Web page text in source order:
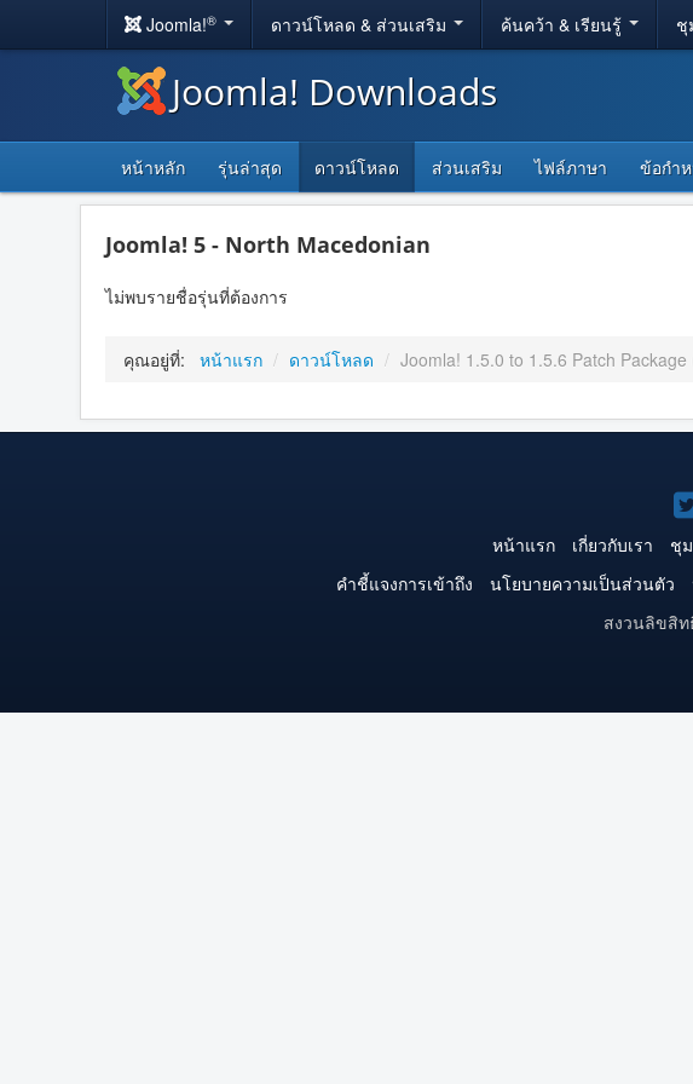
Joomla!® ดาวน์โหลด & ส่วนเสริม ค้นคว้า & เรียนรู้ ชุ
Joomla! Downloads
หน้าหลัก รุ่นล่าสุด ดาวน์โหลด ส่วนเสริม ไฟล์ภาษา ข้อกำ
Joomla! 5 - North Macedonian
ไม่พบรายชื่อรุ่นที่ต้องการ
คุณอยู่ที่: หน้าแรก / ดาวน์โหลด / Joomla! 1.5.0 to 1.5.6 Patch Package
หน้าแรก เกี่ยวกับเรา ชุ
คำชี้แจงการเข้าถึง
นโยบายความเป็นส่วนตัว
สงวนลิขสิท